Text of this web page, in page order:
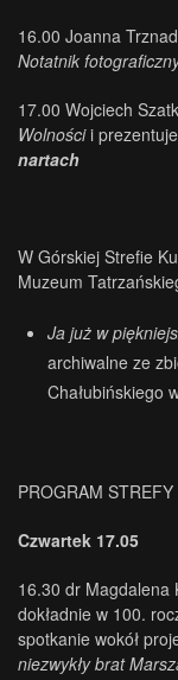
16.00 Joanna
Notatnik
17.00 Wojciech
Wolnościi
nartach
W Górskiej Strefie
Muzeum
Ja już w
archiwalne ze
Chałubińskiego
PROGRAM
Czwartek 17.05
16.30 dr Magdalena
dokładnie w 100.
spotkanie wokół
niezwykły brat